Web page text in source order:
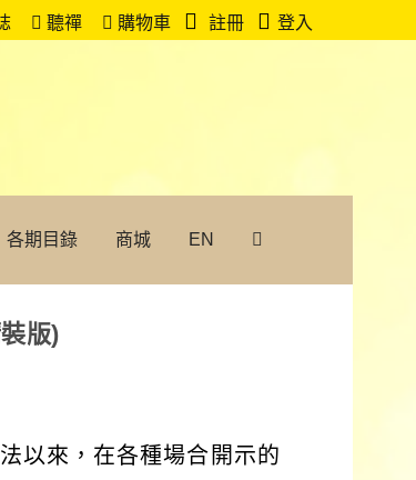
聽禪 購物車 註冊 登入
各期目錄 商城 EN
版)
以來，在各種場合開示的